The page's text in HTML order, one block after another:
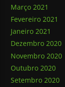
Março 2021
Fevereiro 2021
Janeiro 2021
Dezembro 2020
Novembro 2020
Outubro 2020
Setembro 2020